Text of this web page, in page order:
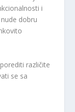
i
dobru
različite
se sa